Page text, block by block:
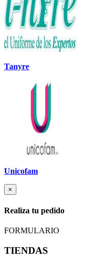
Tanyre
Unicofam
×
Realiza tu pedido
FORMULARIO
TIENDAS